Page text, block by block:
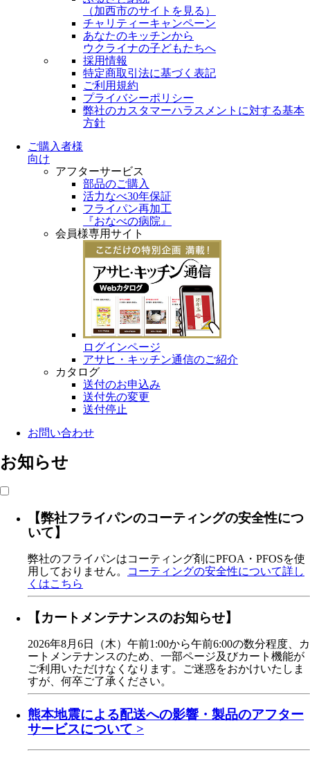
（加西市のサイトを見る ）
チャリティーキャンペーン
あなたのキッチンから
ウクライナの子どもたちへ
採用情報
特定商取引法に基づく表記
ご利用規約
プライバシーポリシー
弊社のカスタマーハラスメントに対する基本
方針
ご購入者様
向け
アフターサービス
部品のご購入
活力なべ30年保証
フライパン再加工
『おなべの病院』
会員様専用サイト
ログインページ
アサヒ・キッチン通信のご紹介
カタログ
送付のお申込み
送付先の変更
送付停止
お問い合わせ
お知らせ
【弊社フライパンのコーティングの安全性につ
いて】
弊社のフライパンはコーティング剤にPFOA・PFOSを使
用しておりません。
コーティングの安全性について詳し
くはこちら
【カートメンテナンスのお知らせ】
2026年8月6日（木）午前1:00から午前6:00の数分程度、カ
ートメンテナンスのため、一部ページ及びカート機能が
ご利用いただけなくなります。ご迷惑をおかけいたしま
すが、何卒ご了承ください。
熊本地震による配送への影響・製品のアフター
サービスについて >